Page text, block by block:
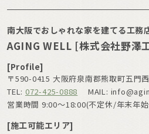
南大阪でおしゃれな家を建てる工務
AGING WELL [株式会社野澤
[Profile]
〒590-0415 大阪府泉南郡熊取町五門
TEL: 072-425-0888
MAIL:
営業時間 9:00〜18:00(不定休/年末年
[施工可能エリア]